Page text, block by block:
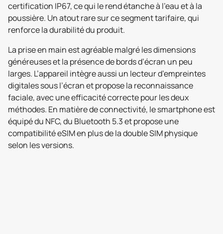
certification IP67, ce qui le rend étanche à l’eau et à la
poussière. Un atout rare sur ce segment tarifaire, qui
renforce la durabilité du produit.
La prise en main est agréable malgré les dimensions
généreuses et la présence de bords d’écran un peu
larges. L’appareil intègre aussi un lecteur d’empreintes
digitales sous l’écran et propose la reconnaissance
faciale, avec une efficacité correcte pour les deux
méthodes. En matière de connectivité, le smartphone est
équipé du NFC, du Bluetooth 5.3 et propose une
compatibilité eSIM en plus de la double SIM physique
selon les versions.